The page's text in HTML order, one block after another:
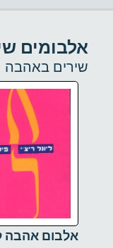
אלבומים
שירים באהבה
אלבום אהבה